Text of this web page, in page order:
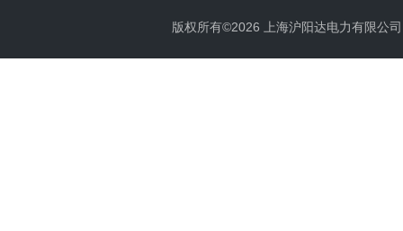
版权所有©2026 上海沪阳达电力有限公